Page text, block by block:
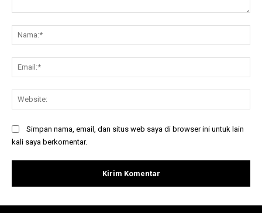
Simpan nama, email, dan situs web saya di browser ini untuk lain
kali saya berkomentar.